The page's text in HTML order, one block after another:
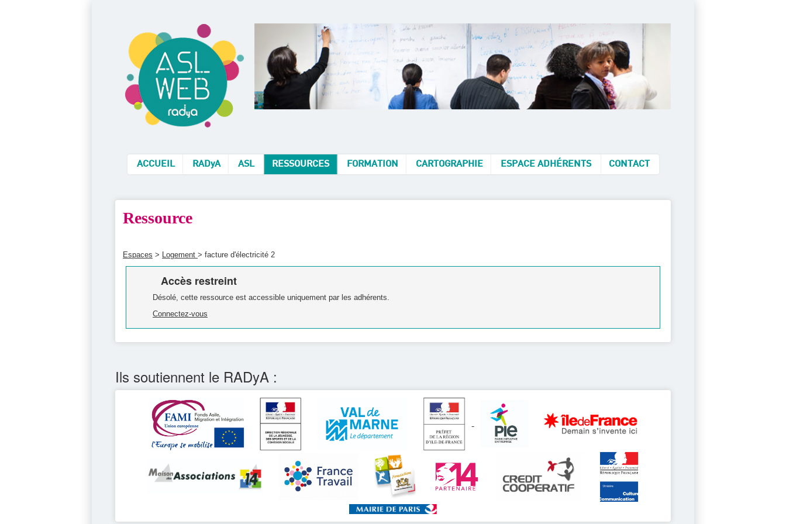
ACCUEIL RADyA ASL RESSOURCES FORMATION CARTOGRAPHIE ESPACE ADHÉRENTS CONTACT
Ressource
Espaces > Logement > facture d'électricité 2
Accès restreint
Désolé, cette ressource est accessible uniquement par les adhérents.
Connectez-vous
Ils soutiennent le RADyA :